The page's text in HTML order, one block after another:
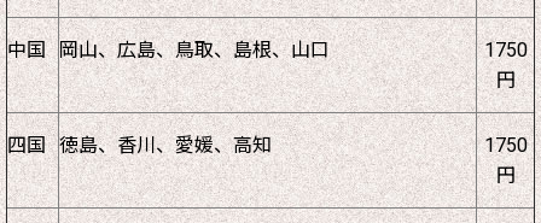
中国 岡山、広島、鳥取、島根、山口
1750
円
四国 徳島、香川、愛媛、高知
1750
円